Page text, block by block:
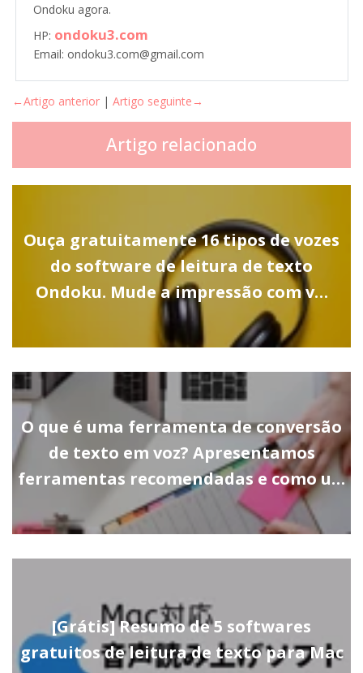
Ondoku agora.
HP: ondoku3.com
Email: ondoku3.com@gmail.com
←Artigo anterior | Artigo seguinte→
Artigo relacionado
Ouça gratuitamente 16 tipos de vozes
do software de leitura de texto
Ondoku. Mude a impressão com v…
O que é uma ferramenta de conversão
de texto em voz? Apresentamos
ferramentas recomendadas e como u…
[Grátis] Resumo de 5 softwares
gratuitos de leitura de texto para Mac